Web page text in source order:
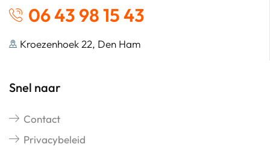
06 43 98 15 43
Kroezenhoek 22, Den Ham
Snel naar
Contact
Privacybeleid